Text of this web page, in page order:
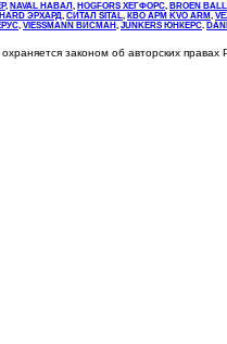
, NAVAL НАВАЛ , НOGFORS ХЕГФОРС, BROEN
ЭРХАРД, СИТАЛ SITAL, КВО АРМ KVO ARM,
, VIESSMANN ВИСМАН , JUNKERS ЮНКЕРС.
законом об авторских